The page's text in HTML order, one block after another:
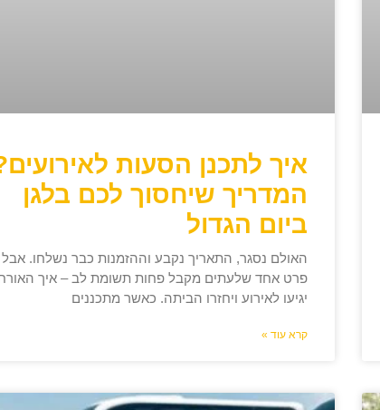
איך לתכנן הסעות
המדריך שיחסוך לכם בלגן
ביום הגדול
האולם נסגר, התאריך נקבע וההזמנות כבר נשלחו.
פרט אחד שלעתים מקבל פחות תשומת לב – איך
יגיעו לאירוע ויחזרו הביתה. כאשר מתכננים
קרא עוד »